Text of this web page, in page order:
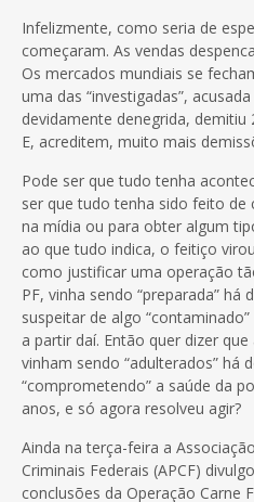
Infelizmente, como seria de
começaram. As vendas
Os mercados mundiais se
uma das “investigadas”,
devidamente denegrida, demitiu
E, acreditem, muito mais
Pode ser que tudo tenha
ser que tudo tenha sido feito de
na mídia ou para obter algum
ao que tudo indica, o feitiço
como justificar uma operação
PF, vinha sendo “preparada” há
suspeitar de algo
a partir daí. Então quer dizer
vinham sendo “adulterados” há
“comprometendo” a saúde da
anos, e só agora resolveu agir?
Ainda na terça-feira a
Criminais Federais (APCF)
conclusões da Operação Carne